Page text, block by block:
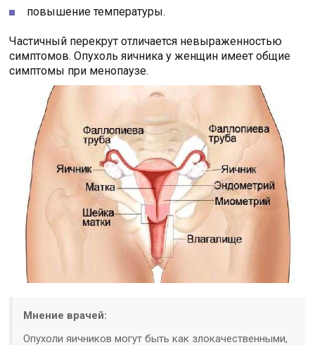
повышение температуры.
Частичный перекрут отличается невыраженностью
симптомов. Опухоль яичника у женщин имеет общие
симптомы при менопаузе.
Мнение врачей:
Опухоли яичников могут быть как злокачественными,